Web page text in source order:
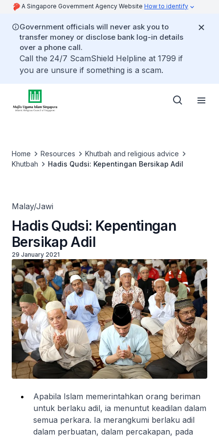
A Singapore Government Agency Website How to identify
Government officials will never ask you to
transfer money or disclose bank log-in details
over a phone call.
Call the 24/7 ScamShield Helpline at 1799 if
you are unsure if something is a scam.
Home Resources
Khutbah and religious advice
Khutbah
Hadis Qudsi: Kepentingan Bersikap Adil
Malay/Jawi
Hadis Qudsi: Kepentingan
Bersikap Adil
29 January 2021
Apabila Islam memerintahkan orang beriman
untuk berlaku adil, ia menuntut keadilan dalam
semua perkara. Ia merangkumi berlaku adil
dalam perbuatan, dalam percakapan, pada